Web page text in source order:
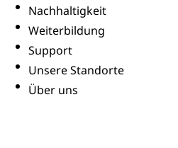
Nachhaltigkeit
Weiterbildung
Support
Unsere Standorte
Über uns